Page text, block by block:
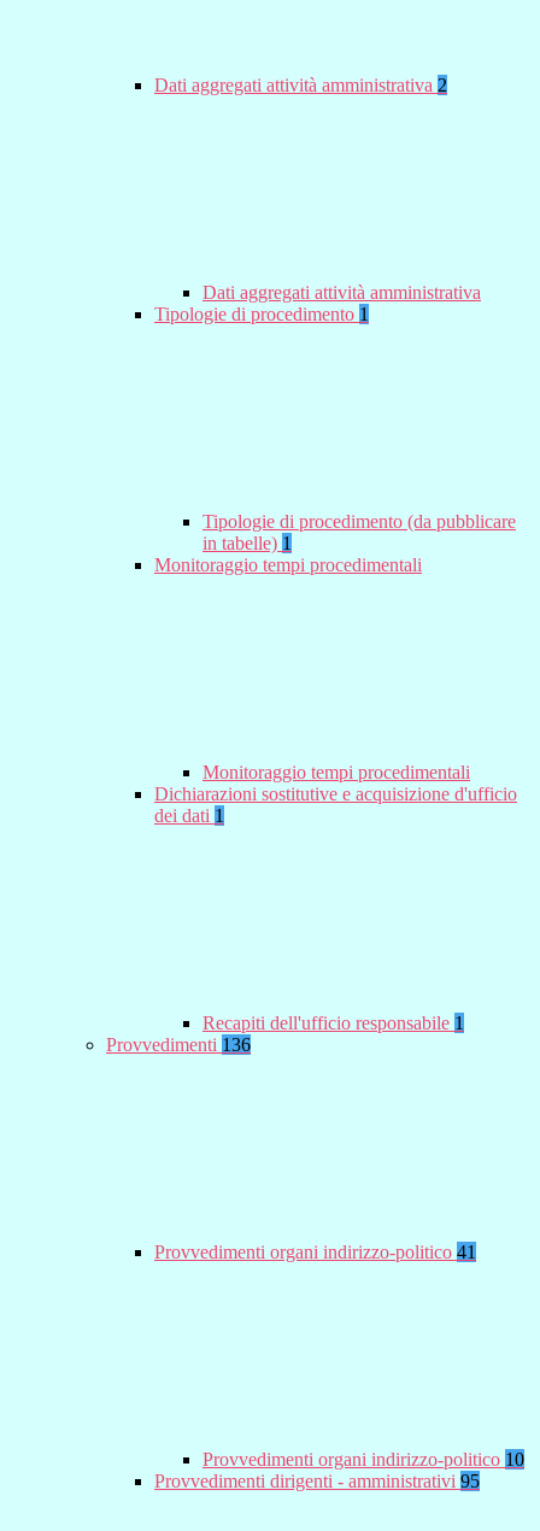
Dati aggregati attività amministrativa 2
Dati aggregati attività amministrativa
Tipologie di procedimento 1
Tipologie di procedimento (da pubblicare
in tabelle) 1
Monitoraggio tempi procedimentali
Monitoraggio tempi procedimentali
Dichiarazioni sostitutive e acquisizione d'ufficio
dei dati 1
Recapiti dell'ufficio responsabile 1
Provvedimenti 136
Provvedimenti organi indirizzo-politico 41
Provvedimenti organi indirizzo-politico 10
Provvedimenti dirigenti - amministrativi 95